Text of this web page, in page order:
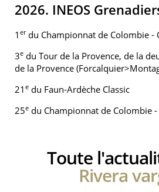
2026. INEOS
1 erdu Championnat de Colombie -
3e du Tour de la Provence, de la
de la Provence
21 e du Faun-Ardèche Classic
25e du Championnat de Colombie
Toute
Rivera